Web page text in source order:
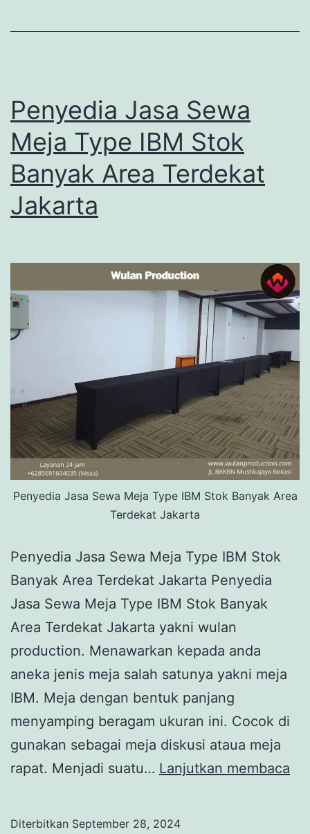
Penyedia Jasa Sewa
Meja Type IBM Stok
Banyak Area Terdekat
Jakarta
Penyedia Jasa Sewa Meja Type IBM Stok Banyak Area
Terdekat Jakarta
Penyedia Jasa Sewa Meja Type IBM Stok
Banyak Area Terdekat Jakarta Penyedia
Jasa Sewa Meja Type IBM Stok Banyak
Area Terdekat Jakarta yakni wulan
production. Menawarkan kepada anda
aneka jenis meja salah satunya yakni meja
IBM. Meja dengan bentuk panjang
menyamping beragam ukuran ini. Cocok di
gunakan sebagai meja diskusi ataua meja
rapat. Menjadi suatu… Lanjutkan membaca
Diterbitkan September 28, 2024